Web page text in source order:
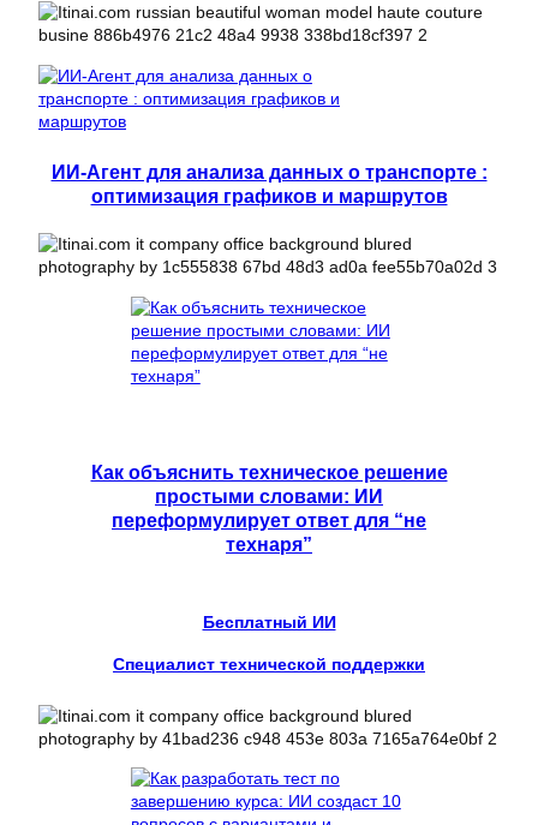
ИИ-Агент для анализа данных о транспорте :
оптимизация графиков и маршрутов
Как объяснить техническое решение
простыми словами: ИИ
переформулирует ответ для “не
технаря”
Бесплатный ИИ
Специалист технической поддержки